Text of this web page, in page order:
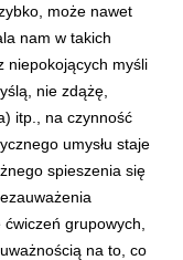
może nawet
nam w takich
niepokojących myśli
nie zdążę,
itp., na czynność
umysłu staje
spieszenia się
grupowych,
na to, co